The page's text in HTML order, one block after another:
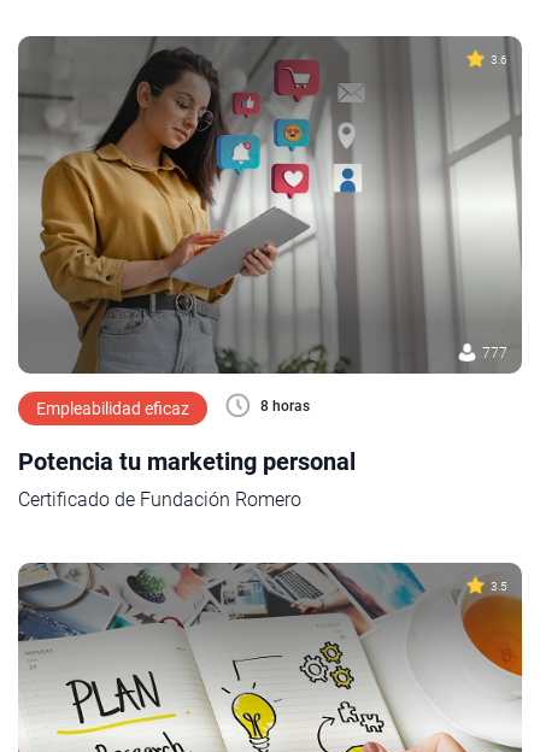
3.6
777
Empleabilidad eficaz 8 horas
Potencia tu marketing personal
Certificado de Fundación Romero
3.5